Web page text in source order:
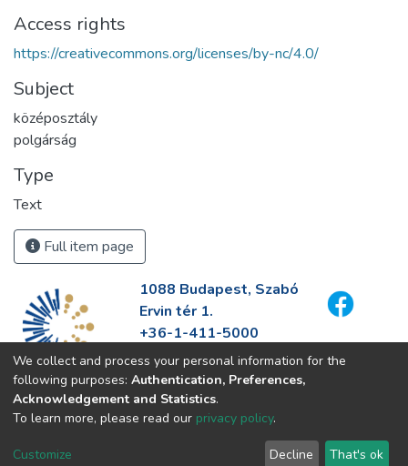
Access rights
https://creativecommons.org/licenses/by-nc/4.0/
Subject
középosztály
polgárság
Type
Text
Full item page
1088 Budapest, Szabó
Ervin tér 1.
+36-1-411-5000
info@fszek.hu
https://fszek.hu
We collect and process your personal information for the
following purposes: Authentication, Preferences,
Acknowledgement and Statistics.
To learn more, please read our privacy policy.
Customize Decline That's ok